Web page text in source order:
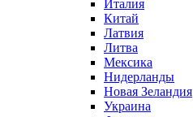
Италия
Китай
Латвия
Литва
Мексика
Нидерланды
Новая Зеландия
Украина